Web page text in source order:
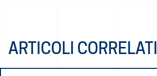
ARTICOLI CORRELATI